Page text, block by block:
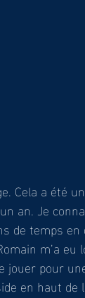
Cela a été
an. Je
de temps
m’a eu
jouer pour
en haut de